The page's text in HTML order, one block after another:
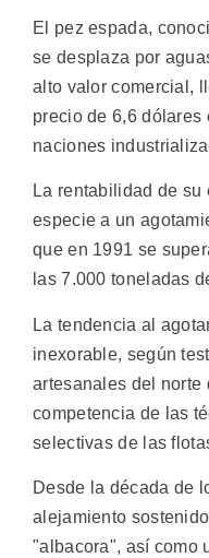
El pez espada,
se desplaza por
alto valor comercial,
precio de 6,6
naciones
La rentabilidad de
especie a un
que en 1991 se
las 7.000 toneladas
La tendencia al
inexorable, según
artesanales del norte
competencia de las
selectivas de las
Desde la década de
alejamiento
"albacora", así como